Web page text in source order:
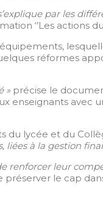
par les
‘’Les actions
réformes
» précise le
enseignants avec
lycée et du
liées à la gestion
renforcer leur
le cap